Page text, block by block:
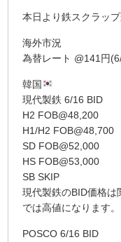
本日より鉄スクラッ
海外市況
為替レート @141円
韓国
現代製鉄 6/16 BID
H2 FOB@48,200
H1/H2 FOB@48,700
SD FOB@52,000
HS FOB@53,000
SB SKIP
現代製鉄のBID価格は
では高値になります。
POSCO 6/16 BID